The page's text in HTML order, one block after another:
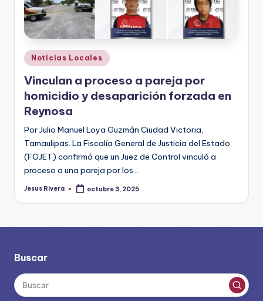
Publicado
en
Noticias Locales
Vinculan a proceso a pareja por
homicidio y desaparición forzada en
Reynosa
Por Julio Manuel Loya Guzmán Ciudad Victoria,
Tamaulipas. La Fiscalía General de Justicia del Estado
(FGJET) confirmó que un Juez de Control vinculó a
proceso a una pareja por los…
Publicado
Jesus Rivera octubre 3, 2025
Buscar